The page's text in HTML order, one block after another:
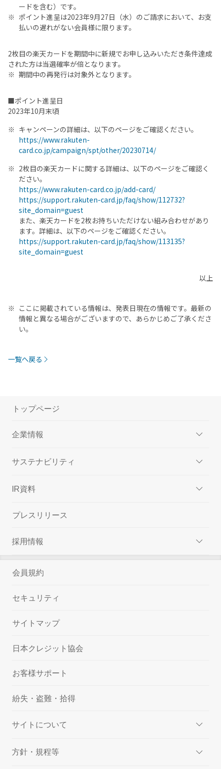
ードを含む）です。
ポイント進呈は2023年9月27日（水）のご請求において、お支
払いの遅れがない会員様に限ります。
2枚目の楽天カードを期間中に新規でお申し込みいただき条件達成
された方は当選確率が倍となります。
期間中の再発行は対象外となります。
■ポイント進呈日
2023年10月末頃
キャンペーンの詳細は、以下のページをご確認ください。
https://www.rakuten-
card.co.jp/campaign/spt/other/20230714/
2枚目の楽天カードに関する詳細は、以下のページをご確認く
ださい。
https://www.rakuten-card.co.jp/add-card/
https://support.rakuten-card.jp/faq/show/112732?
site_domain=guest
また、楽天カードを2枚お持ちいただけない組み合わせがあり
ます。詳細は、以下のページをご確認ください。
https://support.rakuten-card.jp/faq/show/113135?
site_domain=guest
以上
ここに掲載されている情報は、発表日現在の情報です。最新の
情報と異なる場合がございますので、あらかじめご了承くださ
い。
一覧へ戻る
トップページ
企業情報
サステナビリティ
IR資料
プレスリリース
採用情報
会員規約
セキュリティ
サイトマップ
日本クレジット協会
お客様サポート
紛失・盗難・拾得
サイトについて
方針・規程等